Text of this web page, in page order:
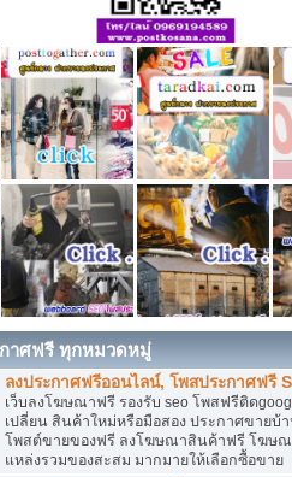
าศฟรี ทุกหมวดหมู่
ลงประกาศฟรีออนไลน์, โพสประกาศฟรี
เว็บลงโฆษณาฟรี รองรับ seo โพสฟรีติด
เปลี่ยน สินค้าใหม่หรือมือสอง ประกาศขาย
โพสต์ขายของฟรี ลงโฆษณาสินค้าฟรี โฆษ
แหล่งรวมของสะสม มากมายให้เลือกซื้อขาย